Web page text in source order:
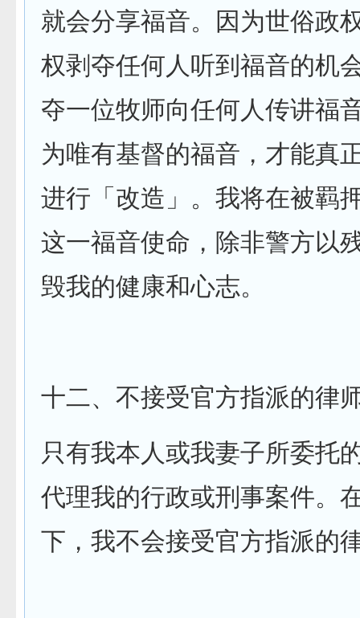
就会分享福音。因为世俗政
权剥夺任何人听到福音的机
夺一位牧师向任何人传讲福
为唯有基督的福音，才能真
进行「改造」。我将在被羁
这一福音使命，除非警方以
毁我的健康和心志。
十二、不接受官方指派的律
只有我本人或我妻子所委托
代理我的行政或刑事案件。
下，我不会接受官方指派的